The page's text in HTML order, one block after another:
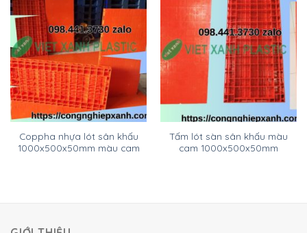
Coppha nhựa lót sân khấu
1000x500x50mm màu cam
Tấm lót sàn sân khấu màu
cam 1000x500x50mm